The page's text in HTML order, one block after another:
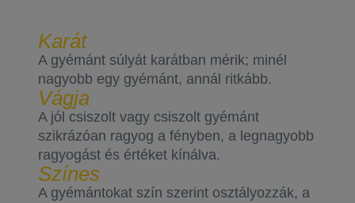
Karát
A gyémánt súlyát karátban mérik; minél
nagyobb egy gyémánt, annál ritkább.
Vágja
A jól csiszolt vagy csiszolt gyémánt
szikrázóan ragyog a fényben, a legnagyobb
ragyogást és értéket kínálva.
Színes
A gyémántokat szín szerint osztályozzák, a